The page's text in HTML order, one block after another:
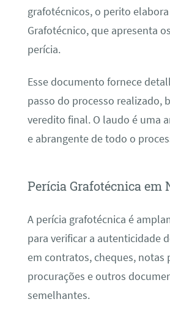
grafotécnicos, o perito
Grafotécnico, que apresenta
perícia.
Esse documento fornece
passo do processo realizado,
veredito final. O laudo é uma
e abrangente de todo o
Perícia Grafotécnica em
A perícia grafotécnica é
para verificar a autenticidade
em contratos, cheques, notas
procurações e outros
semelhantes.